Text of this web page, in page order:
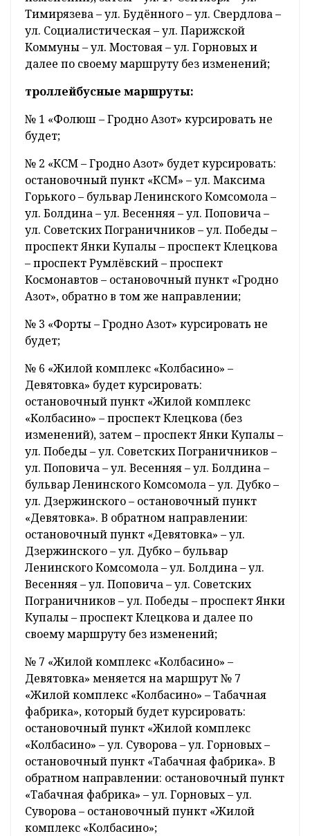
Тимирязева – ул. Будённого – ул. Свердлова –
ул. Социалистическая – ул. Парижской
Коммуны – ул. Мостовая – ул. Горновых и
далее по своему маршруту без изменений;
троллейбусные маршруты:
№ 1 «Фолюш – Гродно Азот» курсировать не
будет;
№ 2 «КСМ – Гродно Азот» будет курсировать:
остановочный пункт «КСМ» – ул. Максима
Горького – бульвар Ленинского Комсомола –
ул. Болдина – ул. Весенняя – ул. Поповича –
ул. Советских Пограничников – ул. Победы –
проспект Янки Купалы – проспект Клецкова
– проспект Румлёвский – проспект
Космонавтов – остановочный пункт «Гродно
Азот», обратно в том же направлении;
№ 3 «Форты – Гродно Азот» курсировать не
будет;
№ 6 «Жилой комплекс «Колбасино» –
Девятовка» будет курсировать:
остановочный пункт «Жилой комплекс
«Колбасино» – проспект Клецкова (без
изменений), затем – проспект Янки Купалы –
ул. Победы – ул. Советских Пограничников –
ул. Поповича – ул. Весенняя – ул. Болдина –
бульвар Ленинского Комсомола – ул. Дубко –
ул. Дзержинского – остановочный пункт
«Девятовка». В обратном направлении:
остановочный пункт «Девятовка» – ул.
Дзержинского – ул. Дубко – бульвар
Ленинского Комсомола – ул. Болдина – ул.
Весенняя – ул. Поповича – ул. Советских
Пограничников – ул. Победы – проспект Янки
Купалы – проспект Клецкова и далее по
своему маршруту без изменений;
№ 7 «Жилой комплекс «Колбасино» –
Девятовка» меняется на маршрут № 7
«Жилой комплекс «Колбасино» – Табачная
фабрика», который будет курсировать:
остановочный пункт «Жилой комплекс
«Колбасино» – ул. Суворова – ул. Горновых –
остановочный пункт «Табачная фабрика». В
обратном направлении: остановочный пункт
«Табачная фабрика» – ул. Горновых – ул.
Суворова – остановочный пункт «Жилой
комплекс «Колбасино»;